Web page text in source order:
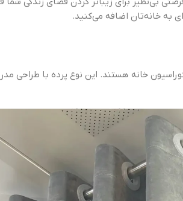
به خانه‌تان اضافه می‌کنید.
خانه هستند. این نوع پرده با